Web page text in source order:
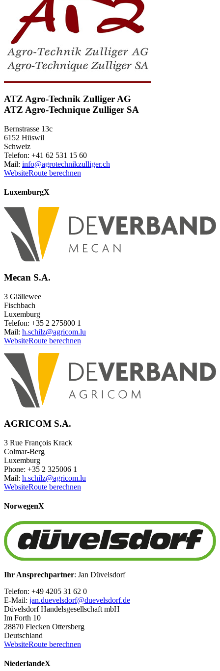
ATZ Agro-Technik Zulliger AG
ATZ Agro-Technique Zulliger SA
Bernstrasse 13c
6152 Hüswil
Schweiz
Telefon: +41 62 531 15 60
Mail: info@agrotechnikzulliger.ch
WebsiteRoute berechnen
LuxemburgX
Mecan S.A.
3 Giällewee
Fischbach
Luxemburg
Telefon: +35 2 275800 1
Mail: h.schilz@agricom.lu
WebsiteRoute berechnen
AGRICOM S.A.
3 Rue François Krack
Colmar-Berg
Luxemburg
Phone: +35 2 325006 1
Mail: h.schilz@agricom.lu
WebsiteRoute berechnen
NorwegenX
Ihr Ansprechpartner: Jan Düvelsdorf
Telefon: +49 4205 31 62 0
E-Mail: jan.duevelsdorf@duevelsdorf.de
Düvelsdorf Handelsgesellschaft mbH
Im Forth 10
28870 Flecken Ottersberg
Deutschland
WebsiteRoute berechnen
NiederlandeX